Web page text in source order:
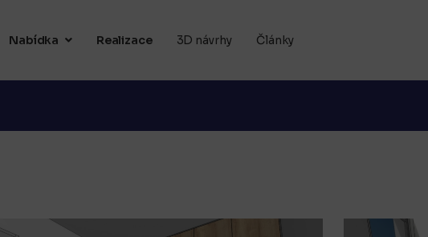
Nabídka Realizace 3D návrhy Články